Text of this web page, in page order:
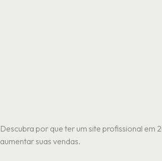
Descubra por que ter um site profissional em
aumentar suas vendas.